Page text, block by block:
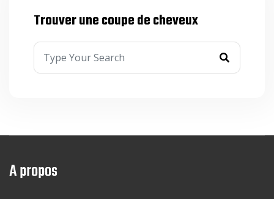
Trouver une coupe de cheveux
A propos